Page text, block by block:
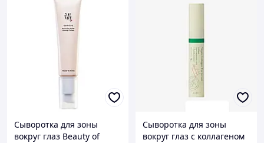
Сыворотка для зоны
вокруг глаз Beauty of
Сыворотка для зоны
вокруг глаз с коллагеном